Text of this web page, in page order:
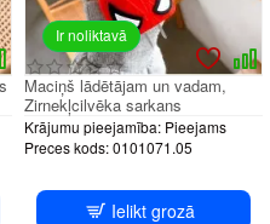
Ir noliktavā
Krājumu pieejamība: Pieejams
Preces kods:0101071.05
Maciņš lādētājam un vadam,
Zirnekļcilvēka sarkans
Ielikt grozā